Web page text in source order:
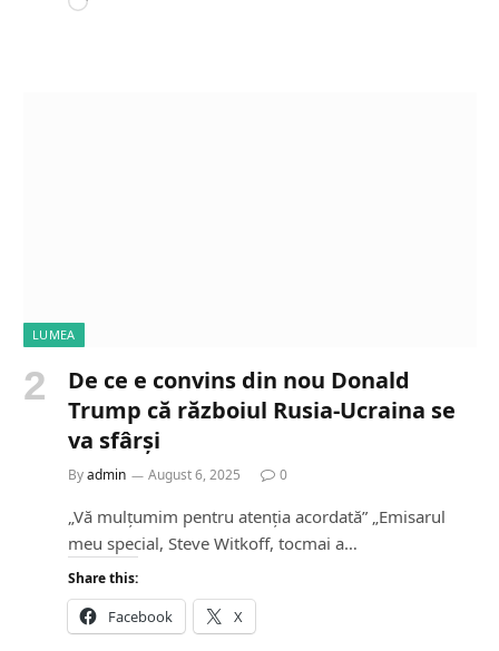
LUMEA
De ce e convins din nou Donald
Trump că războiul Rusia-Ucraina se
va sfârși
Byadmin August 6, 2025 0
„Vă mulțumim pentru atenția acordată” „Emisarul
meu special, Steve Witkoff, tocmai a…
Share this:
Facebook X